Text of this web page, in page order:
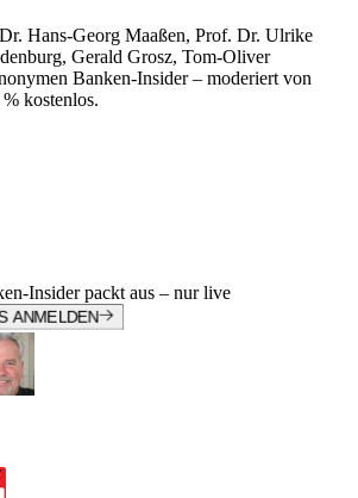
Hans-Georg Maaßen, Prof. Dr. Ulrike
Gerald Grosz, Tom-Oliver
Banken-Insider– moderiert von
% kostenlos.
Insider packt aus – nur live
ANMELDEN